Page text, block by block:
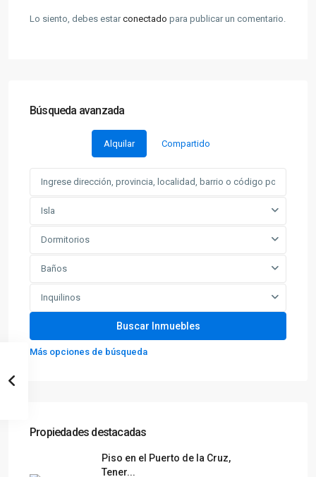
Lo siento, debes estarconectado para publicar un comentario.
Búsqueda avanzada
Alquilar Compartido
Isla
Dormitorios
Baños
Inquilinos
Más opciones de búsqueda
Propiedades destacadas
Piso en el Puerto de la Cruz,
Tener...